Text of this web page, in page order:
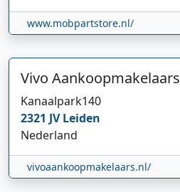
www.mobpartstore.nl/
Vivo Aankoopmakelaars
Kanaalpark140
2321 JVLeiden
Nederland
vivoaankoopmakelaars.nl/